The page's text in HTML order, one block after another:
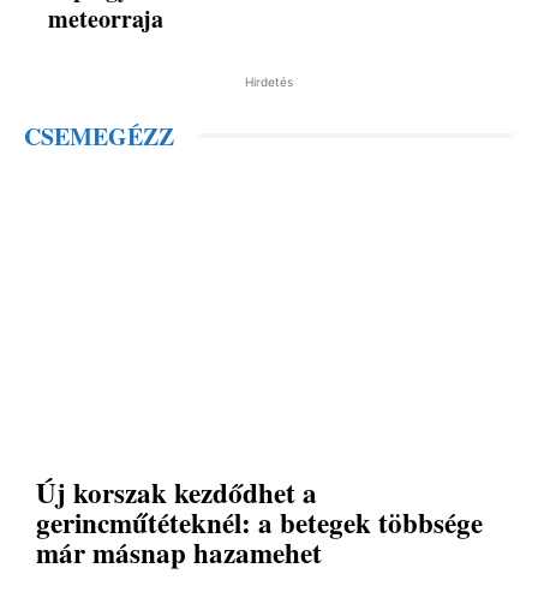
meteorraja
Hirdetés
CSEMEGÉZZ
Új korszak kezdődhet a
gerincműtéteknél: a betegek többsége
már másnap hazamehet